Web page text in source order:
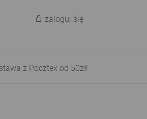
zaloguj się
z Pocztex od 50zł!